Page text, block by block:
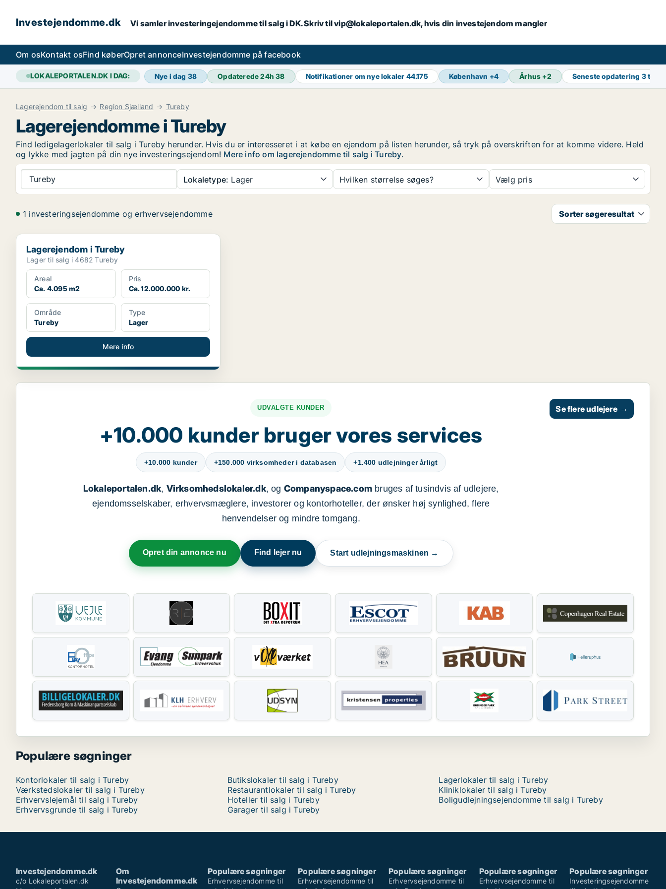
Investejendomme.dk Vi samler investeringejendomme til salg i DK. Skriv til vip@lokaleportalen.dk, hvis din investejendom mangler
Om osKontakt osFind køberOpret annonceInvestejendomme på facebook
LOKALEPORTALEN.DK I DAG: Nye i dag 38 Opdaterede 24h38 Notifikationer om nye lokaler 44.175 København +4 Århus +2 Seneste opdatering 3 t
Lagerejendom til salg Region Sjælland Tureby
Lagerejendomme i Tureby
Find ledigelagerlokaler til salg i Tureby herunder. Hvis du er interesseret i at købe en ejendom på listen herunder, så tryk på overskriften for at komme videre. Held
og lykke med jagten på din nye investeringsejendom! Mere info om lagerejendomme til salg i Tureby.
Tureby Lokaletype: Lager Hvilken størrelse søges? Vælg pris
1 investeringsejendomme og erhvervsejendomme Sorter søgeresultat
Lagerejendom i Tureby
Lagerejendom i Tureby
Lager til salg i 4682 Tureby
Areal
Ca. 4.095 m2
Pris
Ca. 12.000.000 kr.
Område
Tureby
Type
Lager
Mere info
UDVALGTE KUNDER
+10.000 kunder bruger vores services
+10.000 kunder +150.000 virksomheder i databasen +1.400 udlejninger årligt
Lokaleportalen.dk, Virksomhedslokaler.dk, og Companyspace.combruges af tusindvis af udlejere,
ejendomsselskaber, erhvervsmæglere, investorer og kontorhoteller, der ønsker høj synlighed, flere
henvendelser og mindre tomgang.
Opret din annonce nu Find lejer nu Start udlejningsmaskinen →
Se flere udlejere →
Populære søgninger
Kontorlokaler til salg i Tureby Butikslokaler til salg i Tureby
Lagerlokaler til salg i Tureby
Værkstedslokaler til salg i Tureby
Restaurantlokaler til salg i Tureby
Kliniklokaler til salg i Tureby
Erhvervslejemål til salg i Tureby
Hoteller til salg i Tureby
Boligudlejningsejendomme til salg i Tureby
Erhvervsgrunde til salg i Tureby
Garager til salg i Tureby
Investejendomme.dk
c/o Lokaleportalen.dk
Om
Investejendomme.dk
Populære søgninger
Erhvervsejendomme til
Populære søgninger
Erhvervsejendomme til
Populære søgninger
Erhvervsejendomme til
Populære søgninger
Erhvervsejendomme til
Populære søgninger
Investeringsejendomme